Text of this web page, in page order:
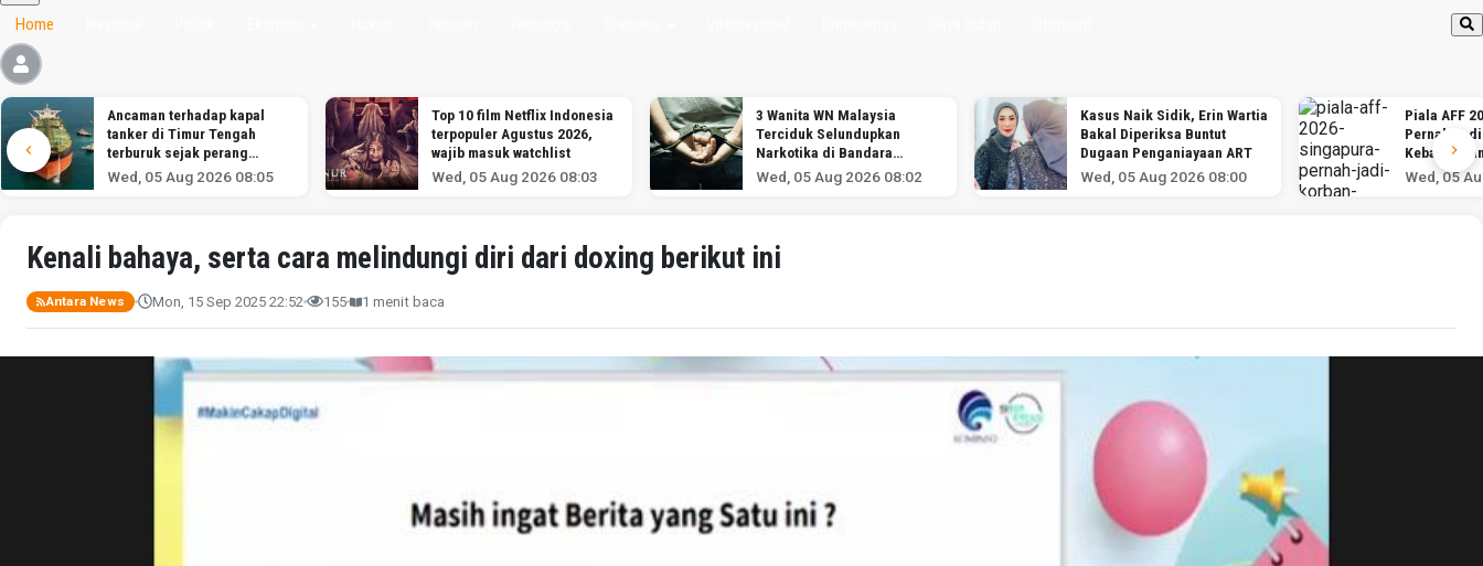
Home
Top 10 film Netflix Indonesia
terpopuler Agustus 2026,
wajib masuk watchlist
Wed, 05 Aug 2026 08:03
3 Wanita WN Malaysia
Terciduk Selundupkan
Narkotika di Bandara
Soekarno-Hatta
Wed, 05 Aug 2026 08:02
Kasus Naik Sidik, Erin Wartia
Bakal Diperiksa Buntut
Dugaan Penganiayaan ART
Wed, 05 Aug 2026 08:00
Piala AFF 2026: Singapura
Pernah Jadi Korban
Kebangkitan Timnas
Indonesia
Wed, 05 Aug 2026 07:59
Magang
dibuka,
dan cara
Wed, 05
Kenali bahaya, serta cara melindungi diri dari doxing berikut ini
Antara News Mon, 15 Sep 2025 22:52 155 1 menit baca